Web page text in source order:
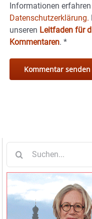
Informationen
Datenschutzerklärung.
unseren Leitfaden für
Kommentaren. *
nach: